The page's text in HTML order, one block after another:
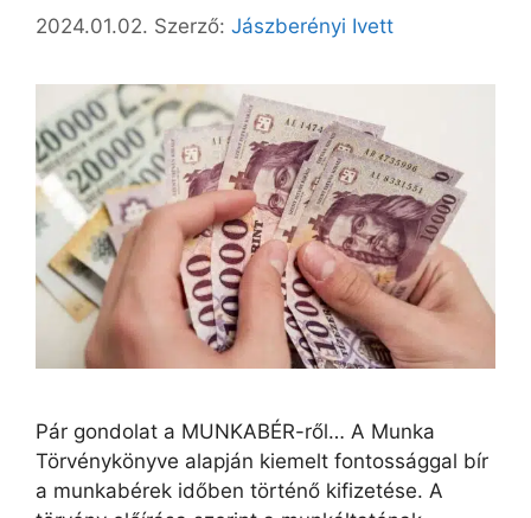
2024.01.02. Szerző: Jászberényi Ivett
Pár gondolat a MUNKABÉR-ről… A Munka
Törvénykönyve alapján kiemelt fontossággal bír
a munkabérek időben történő kifizetése. A